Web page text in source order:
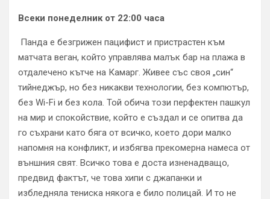
Всеки понеделник от 22:00 часа
Панда е безгрижен пацифист и пристрастен към
матчата веган, който управлява малък бар на плажа в
отдалечено кътче на Камарг. Живее със своя „син“
тийнеджър, но без никакви технологии, без компютър,
без Wi-Fi и без кола. Той обича този перфектен пашкул
на мир и спокойствие, който е създал и се опитва да
го съхрани като бяга от всичко, което дори малко
напомня на конфликт, и избягва прекомерна намеса от
външния свят. Всичко това е доста изненадващо,
предвид фактът, че това хипи с джапанки и
избледняла тениска някога е било полицай. И то не